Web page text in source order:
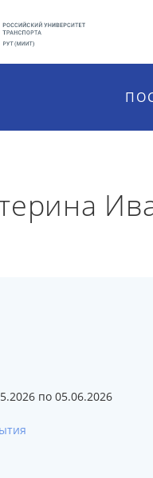
по 05.06.2026